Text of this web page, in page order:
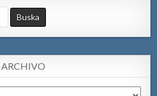
ARCHIVO